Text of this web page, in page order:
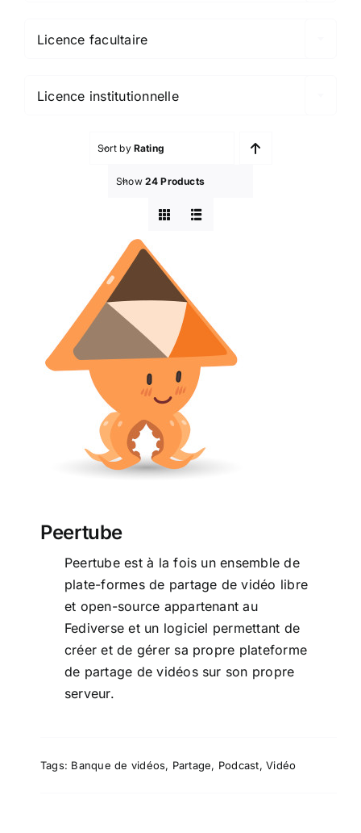
Licence facultaire
Licence institutionnelle
Sort by Rating
Show 24 Products
Peertube
Peertube
Peertube est à la fois un ensemble de
plate-formes de partage de vidéo libre
et open-source appartenant au
Fediverse et un logiciel permettant de
créer et de gérer sa propre plateforme
de partage de vidéos sur son propre
serveur.
Tags: Banque de vidéos, Partage, Podcast,Vidéo